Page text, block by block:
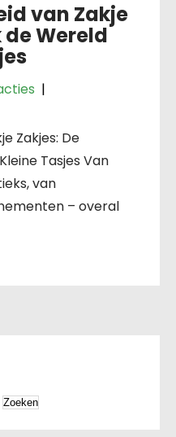
van Zakje
de Wereld
|
Zakjes: De
Tasjes Van
van
– overal
Zoeken